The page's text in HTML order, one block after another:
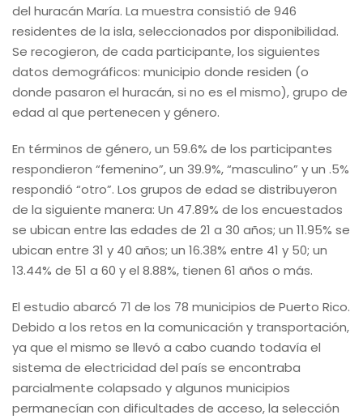
del huracán María. La muestra consistió de 946
residentes de la isla, seleccionados por disponibilidad.
Se recogieron, de cada participante, los siguientes
datos demográficos: municipio donde residen (o
donde pasaron el huracán, si no es el mismo), grupo de
edad al que pertenecen y género.
En términos de género, un 59.6% de los participantes
respondieron “femenino”, un 39.9%, “masculino” y un .5%
respondió “otro”. Los grupos de edad se distribuyeron
de la siguiente manera: Un 47.89% de los encuestados
se ubican entre las edades de 21 a 30 años; un 11.95% se
ubican entre 31 y 40 años; un 16.38% entre 41 y 50; un
13.44% de 51 a 60 y el 8.88%, tienen 61 años o más.
El estudio abarcó 71 de los 78 municipios de Puerto Rico.
Debido a los retos en la comunicación y transportación,
ya que el mismo se llevó a cabo cuando todavía el
sistema de electricidad del país se encontraba
parcialmente colapsado y algunos municipios
permanecían con dificultades de acceso, la selección